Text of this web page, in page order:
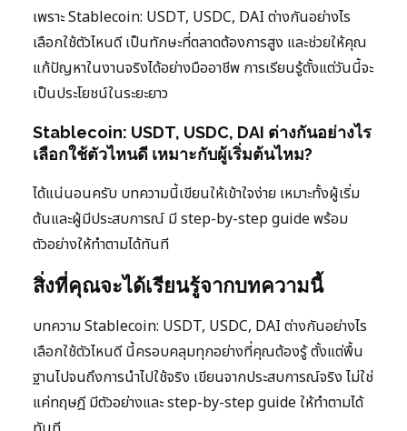
เพราะ Stablecoin: USDT, USDC, DAI ต่างกันอย่างไร
เลือกใช้ตัวไหนดี เป็นทักษะที่ตลาดต้องการสูง และช่วยให้คุณ
แก้ปัญหาในงานจริงได้อย่างมืออาชีพ การเรียนรู้ตั้งแต่วันนี้จะ
เป็นประโยชน์ในระยะยาว
Stablecoin: USDT, USDC, DAI ต่างกันอย่างไร
เลือกใช้ตัวไหนดี เหมาะกับผู้เริ่มต้นไหม?
ได้แน่นอนครับ บทความนี้เขียนให้เข้าใจง่าย เหมาะทั้งผู้เริ่ม
ต้นและผู้มีประสบการณ์ มี step-by-step guide พร้อม
ตัวอย่างให้ทำตามได้ทันที
สิ่งที่คุณจะได้เรียนรู้จากบทความนี้
บทความ Stablecoin: USDT, USDC, DAI ต่างกันอย่างไร
เลือกใช้ตัวไหนดี นี้ครอบคลุมทุกอย่างที่คุณต้องรู้ ตั้งแต่พื้น
ฐานไปจนถึงการนำไปใช้จริง เขียนจากประสบการณ์จริง ไม่ใช่
แค่ทฤษฎี มีตัวอย่างและ step-by-step guide ให้ทำตามได้